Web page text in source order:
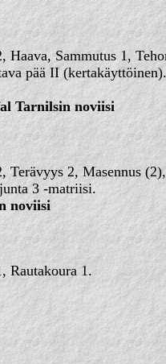
Haava, Sammutus 1,
pää II (kertakäyttöinen).
Tarnilsin noviisi
Terävyys 2, Masennus
3 -matriisi.
noviisi
Rautakoura 1.